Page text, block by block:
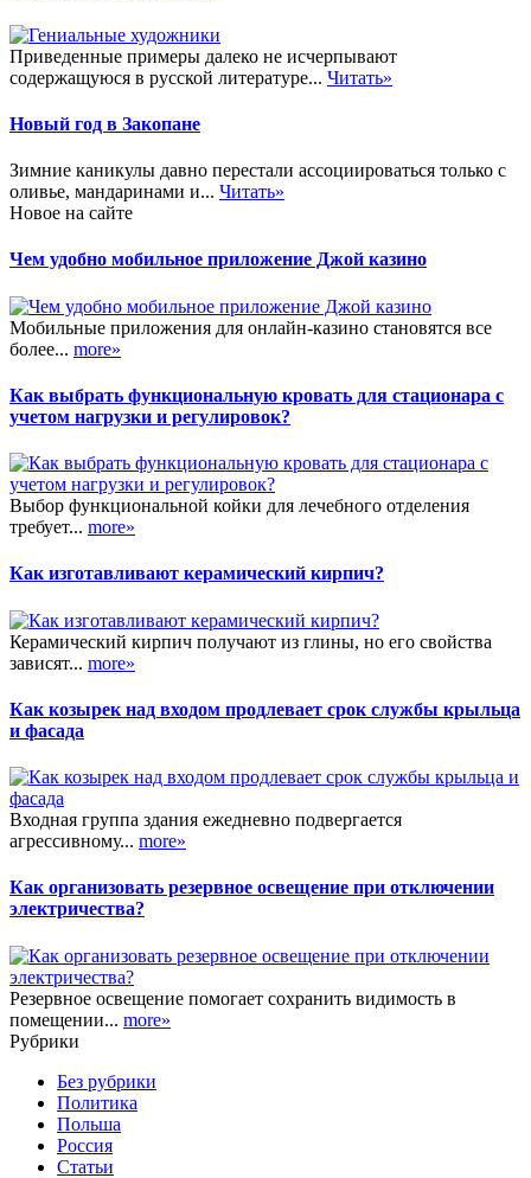
Приведенные примеры далеко не исчерпывают
содержащуюся в русской литературе... Читать»
Новый год в Закопане
Зимние каникулы давно перестали ассоциироваться только с
оливье, мандаринами и... Читать»
Новое на сайте
Чем удобно мобильное приложение Джой казино
Мобильные приложения для онлайн-казино становятся все
более... more»
Как выбрать функциональную кровать для стационара с
учетом нагрузки и регулировок?
Выбор функциональной койки для лечебного отделения
требует... more»
Как изготавливают керамический кирпич?
Керамический кирпич получают из глины, но его свойства
зависят... more»
Как козырек над входом продлевает срок службы крыльца
и фасада
Входная группа здания ежедневно подвергается
агрессивному... more»
Как организовать резервное освещение при отключении
электричества?
Резервное освещение помогает сохранить видимость в
помещении... more»
Рубрики
Без рубрики
Политика
Польша
Россия
Статьи